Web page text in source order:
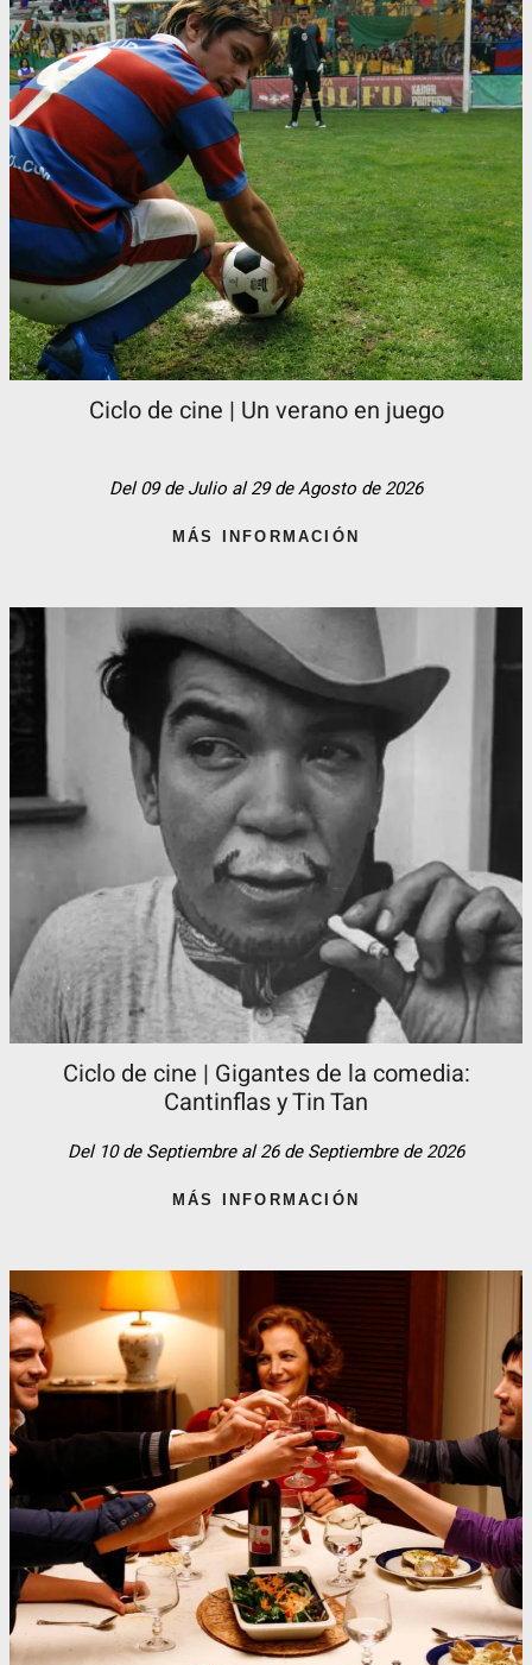
Ciclo de cine | Un verano en juego
Del 09 de Julio al 29 de Agosto de 2026
MÁS INFORMACIÓN
Ciclo de cine | Gigantes de la comedia:
Cantinflas y Tin Tan​
Del 10 de Septiembre al 26 de Septiembre de 2026
MÁS INFORMACIÓN